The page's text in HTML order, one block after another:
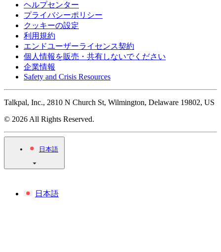
ヘルプセンター
プライバシーポリシー
クッキーの設定
利用規約
エンドユーザーライセンス契約
個人情報を販売・共有しないでください
企業情報
Safety and Crisis Resources
Talkpal, Inc., 2810 N Church St, Wilmington, Delaware 19802, US
© 2026 All Rights Reserved.
日本語
日本語